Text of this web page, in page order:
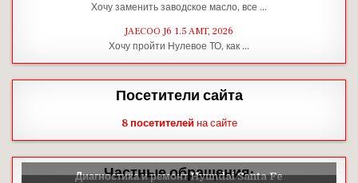
Хочу заменить заводское масло, все …
JAECOO J6 1.5 AMT, 2026
Хочу пройти Нулевое ТО, как …
Посетители сайта
8 посетителейна сайте
Частные обращения: